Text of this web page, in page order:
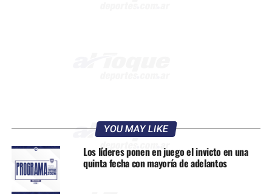
YOU MAY LIKE
Los líderes ponen en juego el invicto en una
quinta fecha con mayoría de adelantos